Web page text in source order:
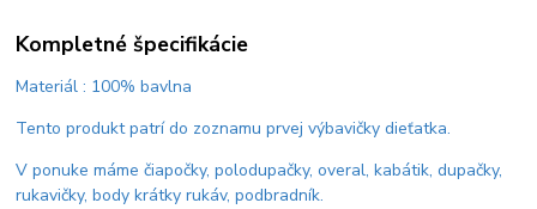
Kompletné špecifikácie
Materiál : 100% bavlna
Tento produkt patrí do zoznamu prvej výbavičky dieťatka.
V ponuke máme čiapočky, polodupačky, overal, kabátik, dupačky,
rukavičky, body krátky rukáv, podbradník.